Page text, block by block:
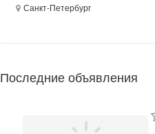
Санкт-Петербург
Последние объявления